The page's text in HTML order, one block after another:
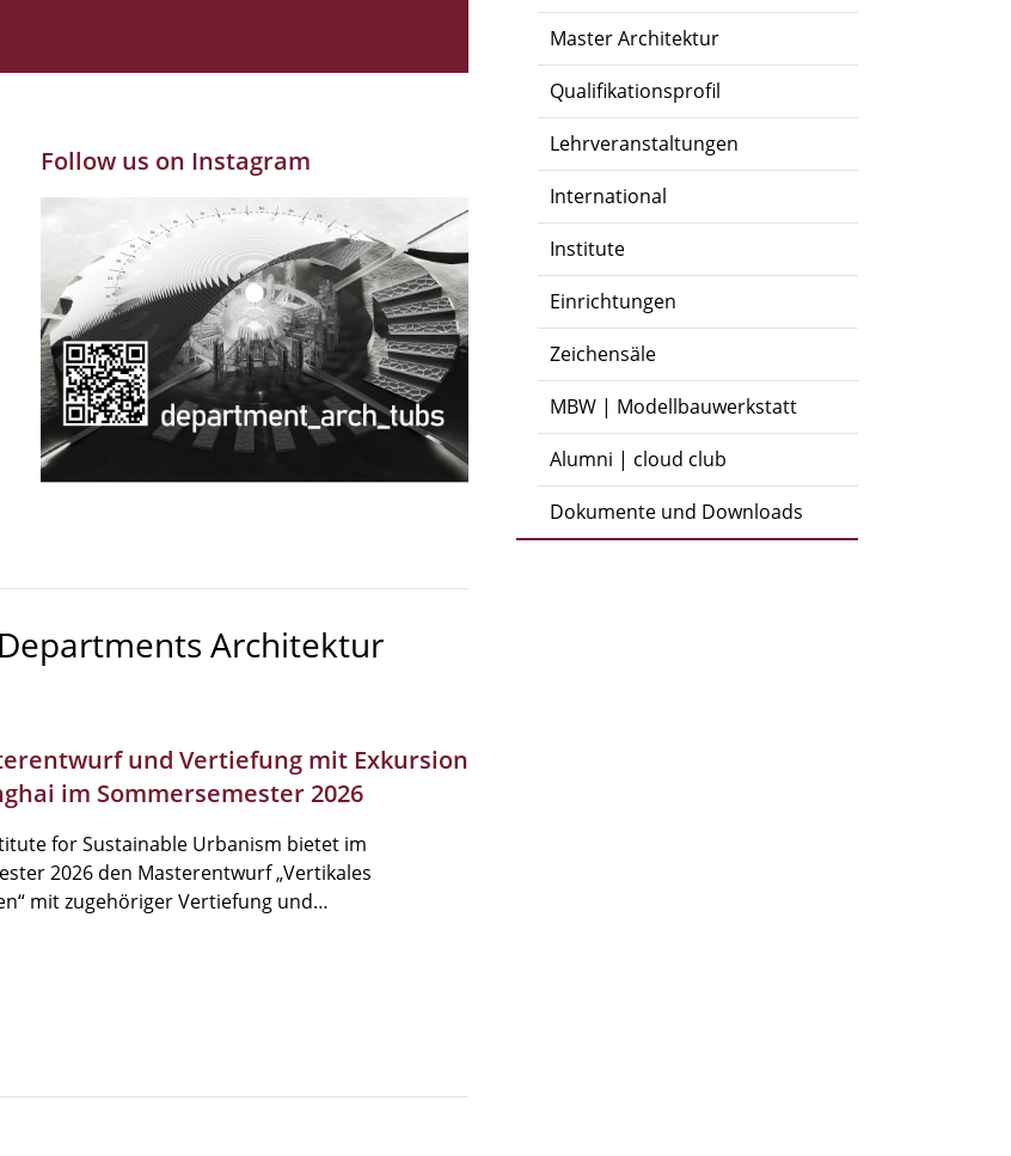
Master Architektur
Qualifikationsprofil
Lehrveranstaltungen
International
Institute
Einrichtungen
Zeichensäle
MBW | Modellbauwerkstatt
Alumni | cloud club
Dokumente und Downloads
Follow us on Instagram
Architektur
und Vertiefung mit Exkursion
im Sommersemester 2026
for Sustainable Urbanism bietet im
2026 den Masterentwurf „Vertikales
mit zugehöriger Vertiefung und…